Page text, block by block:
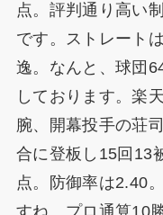
点。評判通り高い
です。ストレート
逸。なんと、球団
しております。楽
腕、開幕投手の荘
合に登板し15回13
点。防御率は2.40